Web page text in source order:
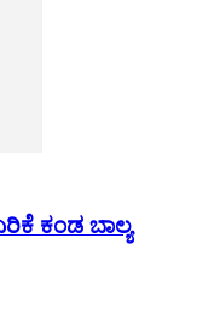
ಕಂಡ ಬಾಲ್ಯ